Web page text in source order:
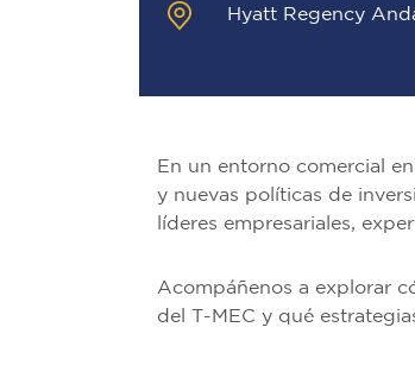
Hyatt Regency
En un entorno comercial
y nuevas políticas de
líderes empresariales,
Acompáñenos a explorar
del T-MEC y qué